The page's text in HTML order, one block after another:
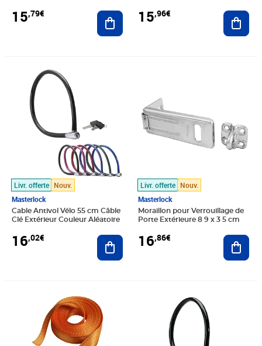
15,79€ Ajouter au panier
15,96€
Livr. offerte Nouv.
Masterlock
Cable Antivol Vélo 55 cm Câble
Clé Extérieur Couleur Aléatoire
16,02€
Prix 16,02€
Ajouter au panier
Livr. offerte Nouv.
Masterlock
Moraillon pour Verrouillage de
Porte Extérieure 8 9 x 3 5 cm
16,86€